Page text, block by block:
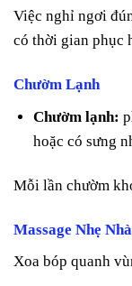
Việc nghỉ ngơi
có thời gian phục
Chườm Lạnh
Chườm lạnh:
hoặc có sưng
Mỗi lần chườm
Massage Nhẹ
Xoa bóp quanh